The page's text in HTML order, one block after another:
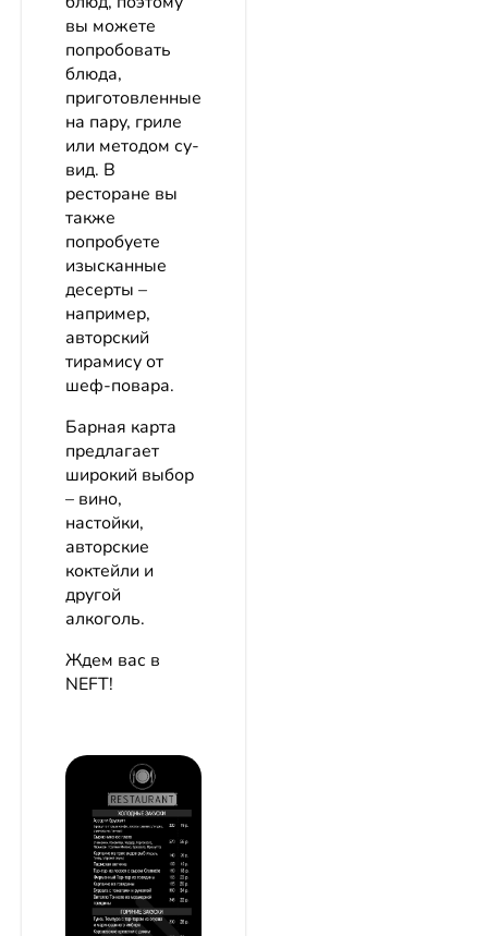
вы можете
попробовать
блюда,
приготовленные
на пару, гриле
или методом су-
вид. В
ресторане вы
также
попробуете
изысканные
десерты –
например,
авторский
тирамису от
шеф-повара.
Барная карта
предлагает
широкий выбор
– вино,
настойки,
авторские
коктейли и
другой
алкоголь.
Ждем вас в
NEFT!